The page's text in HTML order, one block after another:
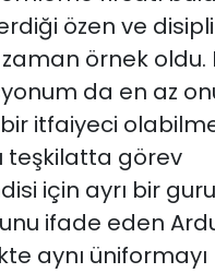
özen ve
örnek oldu.
da en az
itfaiyeci
teşkilatta görev
için ayrı bir
ifade eden
aynı üniformayı